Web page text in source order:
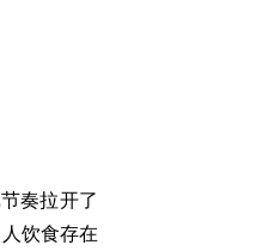
奏拉开了
饮食存在